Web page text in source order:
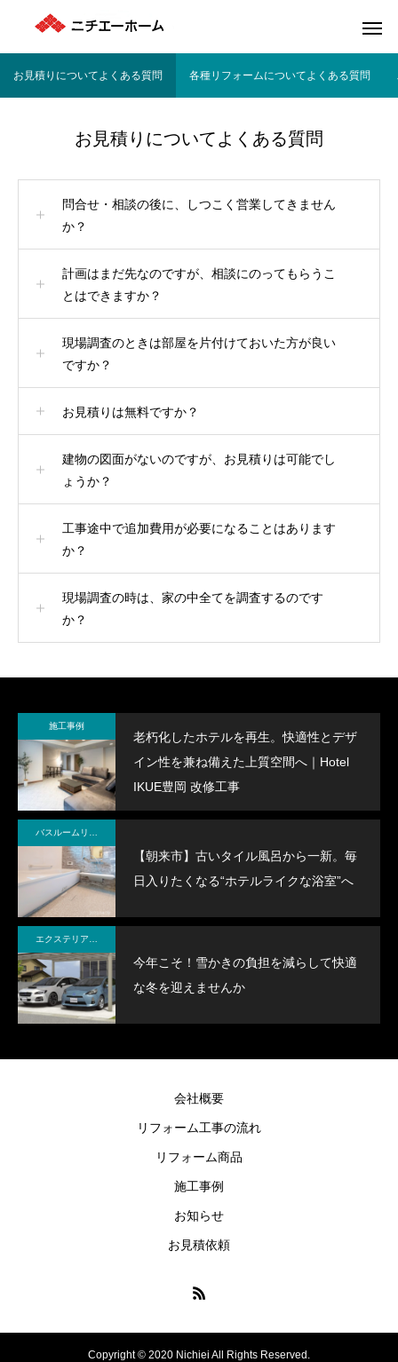
エクステリア
EXTERIOR INTERIOR
老朽化したホテルを再生。快適性とデザイ
お見積りについてよくある質問 各種リフォームについてよくある質問
お見積りについてよくある質問
問合せ・相談の後に、しつこく営業してきません
か？
計画はまだ先なのですが、相談にのってもらうこ
とはできますか？
現場調査のときは部屋を片付けておいた方が良い
ですか？
お見積りは無料ですか？
建物の図面がないのですが、お見積りは可能でし
ょうか？
工事途中で追加費用が必要になることはあります
か？
現場調査の時は、家の中全てを調査するのです
か？
施工事例
老朽化したホテルを再生。快適性とデザ
イン性を兼ね備えた上質空間へ｜Hotel
IKUE豊岡 改修工事
【朝来市】古いタイル風呂から一新。毎
日入りたくなる“ホテルライクな浴室”へ
今年こそ！雪かきの負担を減らして快適
な冬を迎えませんか
会社概要
リフォーム工事の流れ
リフォーム商品
施工事例
お知らせ
お見積依頼
Copyright © 2020 Nichiei All Rights Reserved.